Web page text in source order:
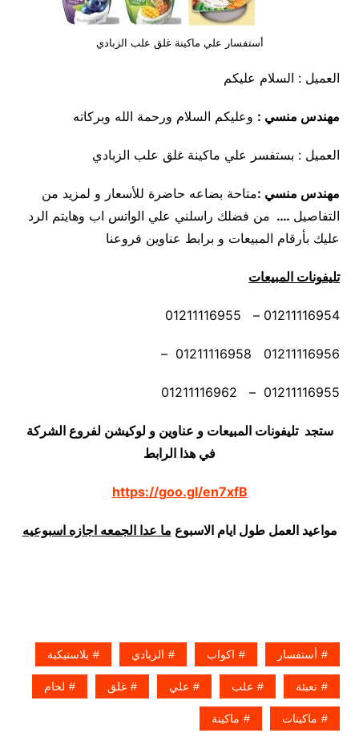
أستفسار علي ماكينة غلق علب الزبادي
العميل : السلام عليكم
مهندس منسي : وعليكم السلام ورحمة الله وبركاته
العميل : بستفسر علي ماكينة غلق علب الزبادي
مهندس منسي :متاحة بضاعه حاضرة للأسعار و لمزيد من
التفاصيل …. من فضلك راسلني علي الواتس اب وهايتم الرد
عليك بأرقام المبيعات و برابط عناوين فروعنا
تليفونات المبيعات
01211116954 – 01211116955
01211116956 01211116958 –
01211116955 – 01211116962
ستجد تليفونات المبيعات و عناوين و لوكيشن لفروع الشركة
في هذا الرابط
https://goo.gl/en7xfB
مواعيد العمل طول ايام الاسبوع ما عدا الجمعه اجازه اسبوعيه
أستفسار اكواب الزبادي بلاستيكية
تعبئة علب علي غلق لحام
ماكينات ماكينة